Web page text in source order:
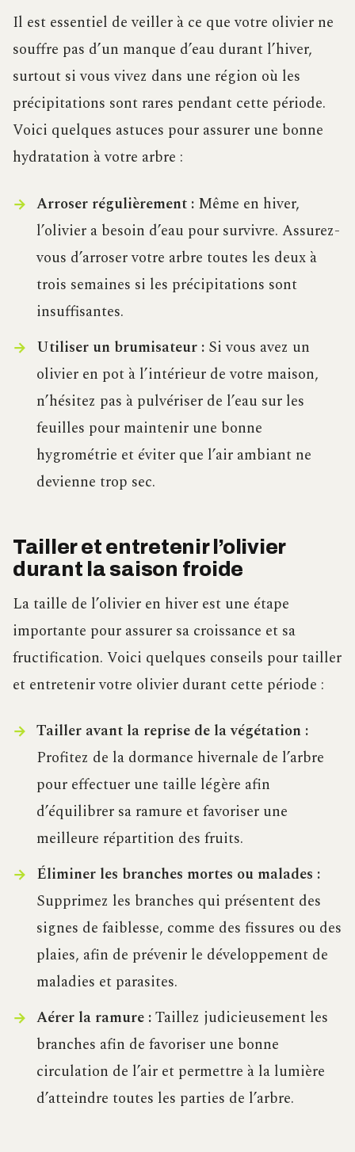
Il est essentiel de veiller à ce que votre olivier ne
souffre pas d’un manque d’eau durant l’hiver,
surtout si vous vivez dans une région où les
précipitations sont rares pendant cette période.
Voici quelques astuces pour assurer une bonne
hydratation à votre arbre :
Arroser régulièrement :Même en hiver,
l’olivier a besoin d’eau pour survivre. Assurez-
vous d’arroser votre arbre toutes les deux à
trois semaines si les précipitations sont
insuffisantes.
Utiliser un brumisateur :Si vous avez un
olivier en pot à l’intérieur de votre maison,
n’hésitez pas à pulvériser de l’eau sur les
feuilles pour maintenir une bonne
hygrométrie et éviter que l’air ambiant ne
devienne trop sec.
Tailler et entretenir l’olivier
durant la saison froide
La taille de l’olivier en hiver est une étape
importante pour assurer sa croissance et sa
fructification. Voici quelques conseils pour tailler
et entretenir votre olivier durant cette période :
Tailler avant la reprise de la végétation :
Profitez de la dormance hivernale de l’arbre
pour effectuer une taille légère afin
d’équilibrer sa ramure et favoriser une
meilleure répartition des fruits.
Éliminer les branches mortes ou malades :
Supprimez les branches qui présentent des
signes de faiblesse, comme des fissures ou des
plaies, afin de prévenir le développement de
maladies et parasites.
Aérer la ramure :Taillez judicieusement les
branches afin de favoriser une bonne
circulation de l’air et permettre à la lumière
d’atteindre toutes les parties de l’arbre.